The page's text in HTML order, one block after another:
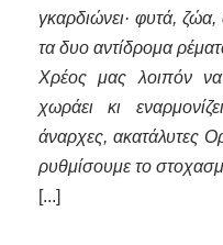
γκαρδιώνει· φυτά,
τα δυο αντίδρομα
Χρέος μας λοιπόν
χωράει κι
άναρχες, ακατάλυτες
ρυθμίσουμε το
[...]